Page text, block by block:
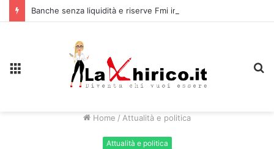
Home / Attualità e politica
Attualità e politica